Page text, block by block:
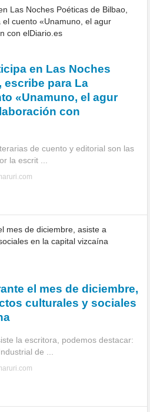
en Las Noches
escribe para La
«Unamuno, el agur
con
de cuento y editorial son las
la escrit ...
el mes de diciembre,
culturales y sociales
la escritora, podemos destacar:
de ...